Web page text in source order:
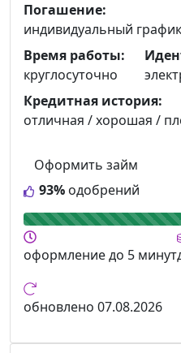
93% одобрений
Оформить займ
Погашение:
индивидуальный график
Время работы:
круглосуточно
Кредитная история:
отличная / хорошая /
оформлениедо 5 минут
обновлено 07.08.2026